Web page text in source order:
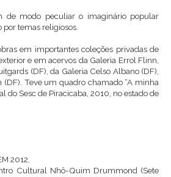
de modo peculiar o imaginário popular
temas religiosos.
em importantes coleções privadas de
e em acervos da Galeria Errol Flinn,
(DF), da Galeria Celso Albano (DF),
(DF). Teve um quadro chamado “A minha
do Sesc de Piracicaba, 2010, no estado de
2012,
Cultural Nhô-Quim Drummond (Sete